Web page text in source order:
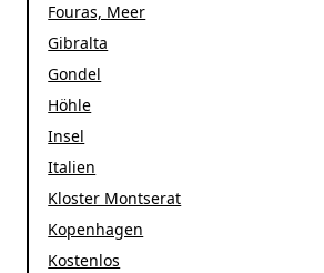
Fouras, Meer
Gibralta
Gondel
Höhle
Insel
Italien
Kloster Montserat
Kopenhagen
Kostenlos